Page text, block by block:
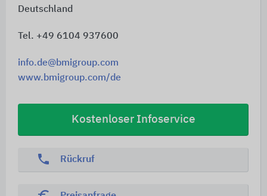
Deutschland
Tel. +49 6104 937600
info.de@bmigroup.com
www.bmigroup.com/de
Kostenloser Infoservice
phone Rückruf